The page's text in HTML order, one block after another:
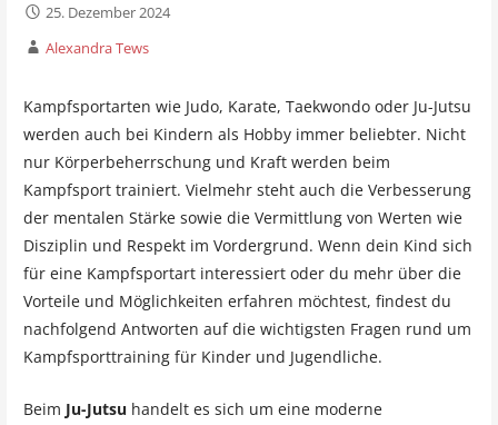
25. Dezember 2024
Alexandra Tews
Kampfsportarten wie Judo, Karate, Taekwondo oder Ju-Jutsu
werden auch bei Kindern als Hobby immer beliebter. Nicht
nur Körperbeherrschung und Kraft werden beim
Kampfsport trainiert. Vielmehr steht auch die Verbesserung
der mentalen Stärke sowie die Vermittlung von Werten wie
Disziplin und Respekt im Vordergrund. Wenn dein Kind sich
für eine Kampfsportart interessiert oder du mehr über die
Vorteile und Möglichkeiten erfahren möchtest, findest du
nachfolgend Antworten auf die wichtigsten Fragen rund um
Kampfsporttraining für Kinder und Jugendliche.
Beim Ju-Jutsu handelt es sich um eine moderne